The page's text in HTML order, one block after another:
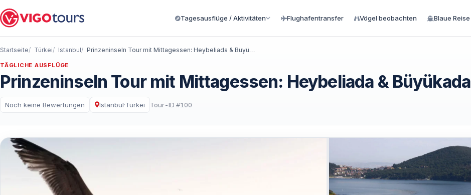
Tagesausflüge / Aktivitäten Flughafentransfer Vögel beobachten Blaue Reise
Startseite Türkei Istanbul Prinzeninseln Tour mit Mittagessen: Heybeliada & Büyükada
TÄGLICHE AUSFLÜGE
Prinzeninseln Tour mit Mittagessen: Heybeliada & Büyükada
Noch keine Bewertungen Istanbul·Türkei Tour-ID #100